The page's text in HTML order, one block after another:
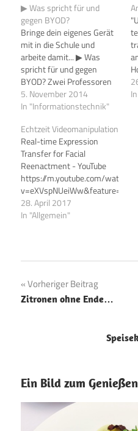
▶ Was spricht für und
gegen BYOD?
Bringe dein eigenes Gerät
mit in die Schule und
arbeite damit... ▶ Was
spricht für und gegen
BYOD? Zwei Professoren
streiten. - YouTube.
5. November 2014
In "Informationstechnik"
Echtzeit Videomanipulation
Real-time Expression
Transfer for Facial
Reenactment - YouTube
https://m.youtube.com/watch?
28. April 2017
In "Allgemein"
Vorheriger Beitrag
Zitronen ohne Ende…
Ein Bild zum